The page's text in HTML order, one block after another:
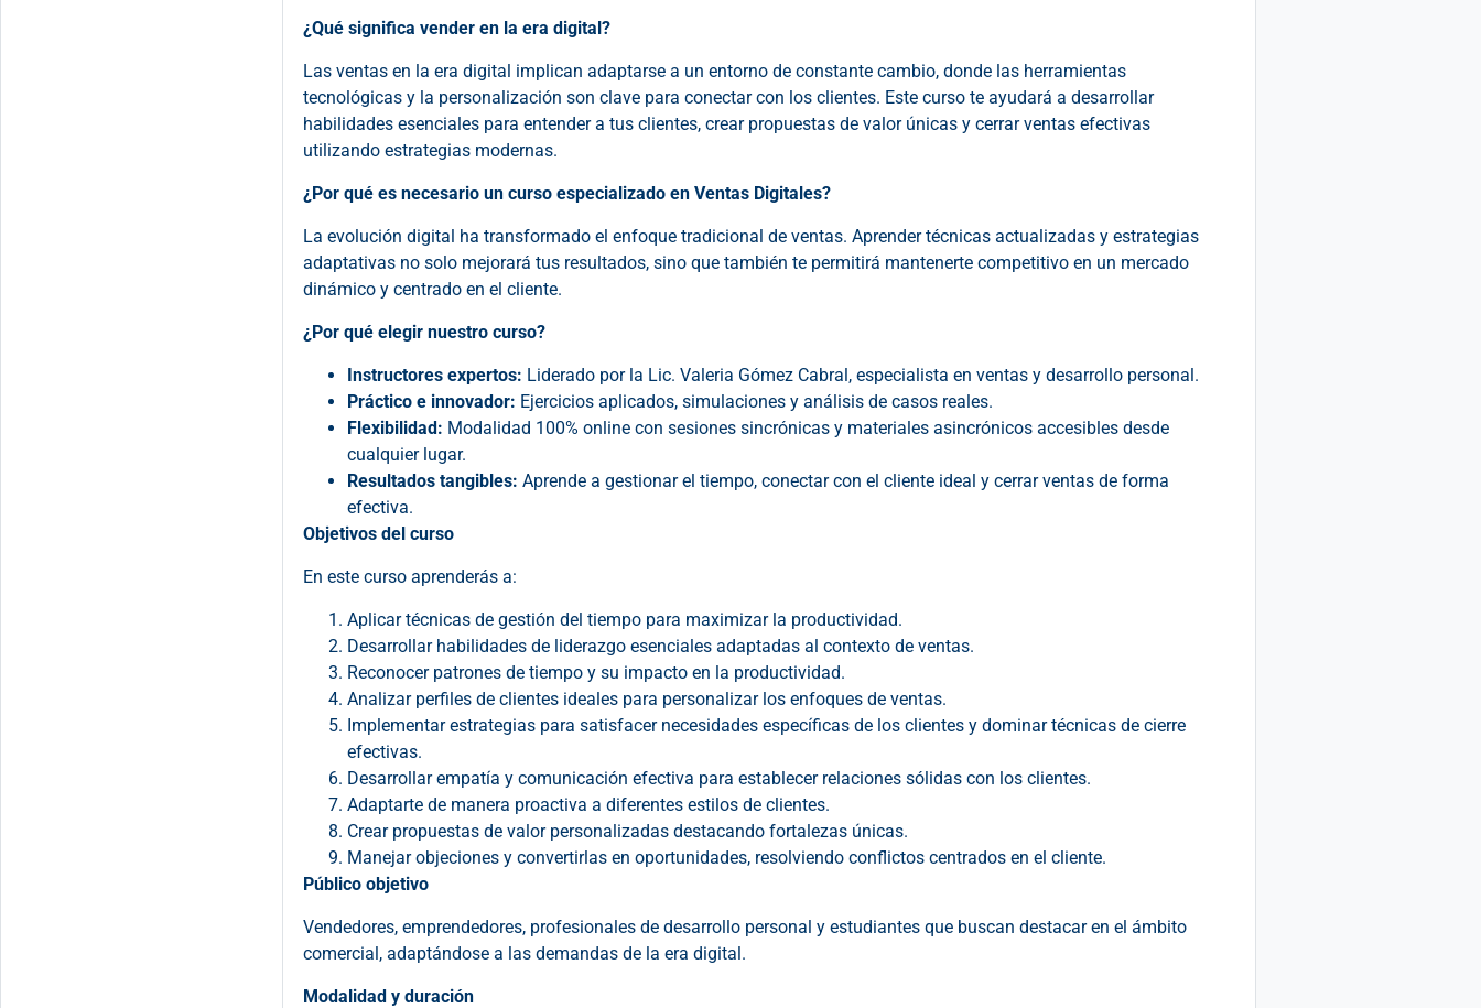
¿Qué significa vender en la era digital?
Las ventas en la era digital implican adaptarse a un entorno de constante cambio, donde las herramientas
tecnológicas y la personalización son clave para conectar con los clientes. Este curso te ayudará a desarrollar
habilidades esenciales para entender a tus clientes, crear propuestas de valor únicas y cerrar ventas efectivas
utilizando estrategias modernas.
¿Por qué es necesario un curso especializado en Ventas Digitales?
La evolución digital ha transformado el enfoque tradicional de ventas. Aprender técnicas actualizadas y estrategias
adaptativas no solo mejorará tus resultados, sino que también te permitirá mantenerte competitivo en un mercado
dinámico y centrado en el cliente.
¿Por qué elegir nuestro curso?
Instructores expertos: Liderado por la Lic. Valeria Gómez Cabral, especialista en ventas y desarrollo personal.
Práctico e innovador: Ejercicios aplicados, simulaciones y análisis de casos reales.
Flexibilidad: Modalidad 100% online con sesiones sincrónicas y materiales asincrónicos accesibles desde
cualquier lugar.
Resultados tangibles: Aprende a gestionar el tiempo, conectar con el cliente ideal y cerrar ventas de forma
efectiva.
Objetivos del curso
En este curso aprenderás a:
Aplicar técnicas de gestión del tiempo para maximizar la productividad.
Desarrollar habilidades de liderazgo esenciales adaptadas al contexto de ventas.
Reconocer patrones de tiempo y su impacto en la productividad.
Analizar perfiles de clientes ideales para personalizar los enfoques de ventas.
Implementar estrategias para satisfacer necesidades específicas de los clientes y dominar técnicas de cierre
efectivas.
Desarrollar empatía y comunicación efectiva para establecer relaciones sólidas con los clientes.
Adaptarte de manera proactiva a diferentes estilos de clientes.
Crear propuestas de valor personalizadas destacando fortalezas únicas.
Manejar objeciones y convertirlas en oportunidades, resolviendo conflictos centrados en el cliente.
Público objetivo
Vendedores, emprendedores, profesionales de desarrollo personal y estudiantes que buscan destacar en el ámbito
comercial, adaptándose a las demandas de la era digital.
Modalidad y duración